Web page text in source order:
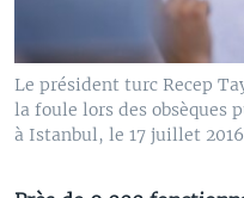
Le président turc Recep
la foule lors des obsèques
à Istanbul, le 17 juillet